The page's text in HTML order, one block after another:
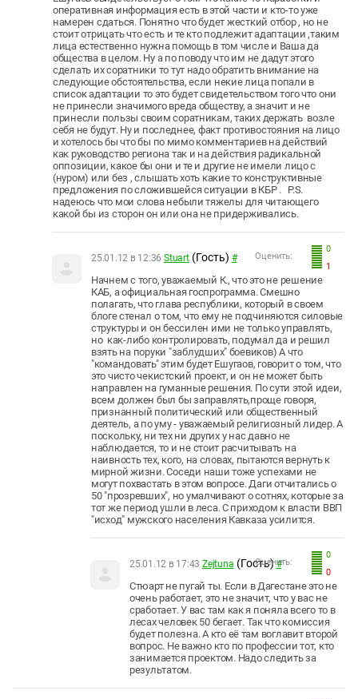
оперативная информация есть в этой части и кто-то уже
намерен сдаться. Понятно что будет жесткий отбор , но не
стоит отрицать что есть и те кто подлежит адаптации ,таким
лица естественно нужна помощь в том числе и Ваша да
общества в целом. Ну а по поводу что им не дадут этого
сделать их соратники то тут надо обратить внимание на
следующие обстоятельства, если некие лица попали в
список адаптации то это будет свидетельством того что они
не принесли значимого вреда обществу, а значит и не
принесли пользы своим соратникам, таких держать возле
себя не будут. Ну и последнее, факт противостояния на лицо
и хотелось бы что бы по мимо комментариев на действий
как руководство региона так и на действия радикальной
оппозиции, какое бы они и те и другие не имели лицо с
(нуром) или без , слышать хоть какие то конструктивные
предложения по сложившейся ситуации в КБР .
P.S.
надеюсь что мои слова небыли тяжелы для читающего
какой бы из сторон он или она не придерживались.
0
1
Оценить:
25.01.12 в 12:36 Stuart (Гость) #
Начнем с того, уважаемый К., что это не решение
КАБ, а официальная госпрограмма. Смешно
полагать, что глава республики, который в своем
блоге стенал о том, что ему не подчиняются силовые
структуры и он бессилен ими не только управлять,
но как-либо контролировать, подумал да и решил
взять на поруки "заблудших" боевиков) А что
"командовать" этим будет Ешугаов, говорит о том, что
это чисто чекистский проект, и он не может быть
направлен на гуманные решения. По сути этой идеи,
всем должен был бы заправлять,проще говоря,
признанный политический или общественный
деятель, а по уму - уважаемый религиозный лидер. А
поскольку, ни тех ни других у нас давно не
наблюдается, то и не стоит расчитывать на
наивность тех, кого, на словах, пытаются вернуть к
мирной жизни. Соседи наши тоже успехами не
могут похвастать в этом вопросе. Даги отчитались о
50 "прозревших", но умалчивают о сотнях, которые за
тот же период ушли в леса. С приходом к власти ВВП
"исход" мужского населения Кавказа усилится.
0
0
Оценить:
25.01.12 в 17:43 Zejtuna (Гость) #
Стюарт не пугай ты. Если в Дагестане это не
очень работает, это не значит, что у вас не
сработает. У вас там как я поняла всего то в
лесах человек 50 бегает. Так что комиссия
будет полезна. А кто её там воглавит второй
вопрос. Не важно кто по профессии тот, кто
занимается проектом. Надо следить за
результатом.